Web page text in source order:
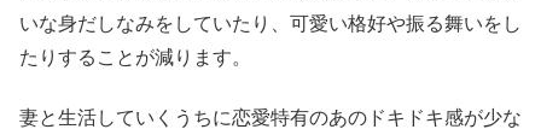
いな身だしなみをしていたり、可愛い格好や振る舞いをし
たりすることが減ります。
妻と生活していくうちに恋愛特有のあのドキドキ感が少な